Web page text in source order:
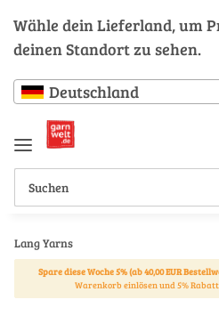
Wähle dein Lieferland, um
deinen Standort zu sehen.
Deutschland
Lang Yarns
Spare diese Woche 5% (ab 40,00 EUR
Warenkorb einlösen und 5% Rabatt